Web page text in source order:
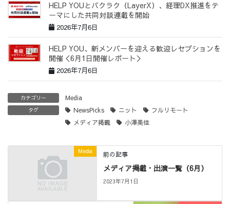
HELP YOUとバクラク（LayerX）、経理DX推進をテ
ーマにした共同対談連載を開始
2026年7月6日
HELP YOU、新メンバーを迎える歓迎レセプションを
開催＜6月1日開催レポート＞
2026年7月6日
カテゴリー Media
タグ NewsPicks ニット
フルリモート
メディア掲載
小澤美佳
Media 前の記事
メディア掲載・出演一覧（6月）
2023年7月1日